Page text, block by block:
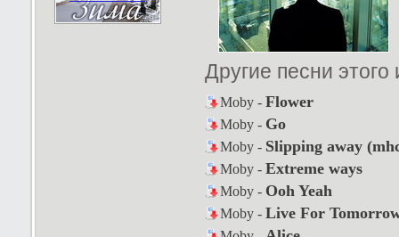
Другие песни
Moby - Flower
Moby - Go
Moby - Slipping away
Moby - Extreme ways
Moby - Ooh Yeah
Moby - Live For